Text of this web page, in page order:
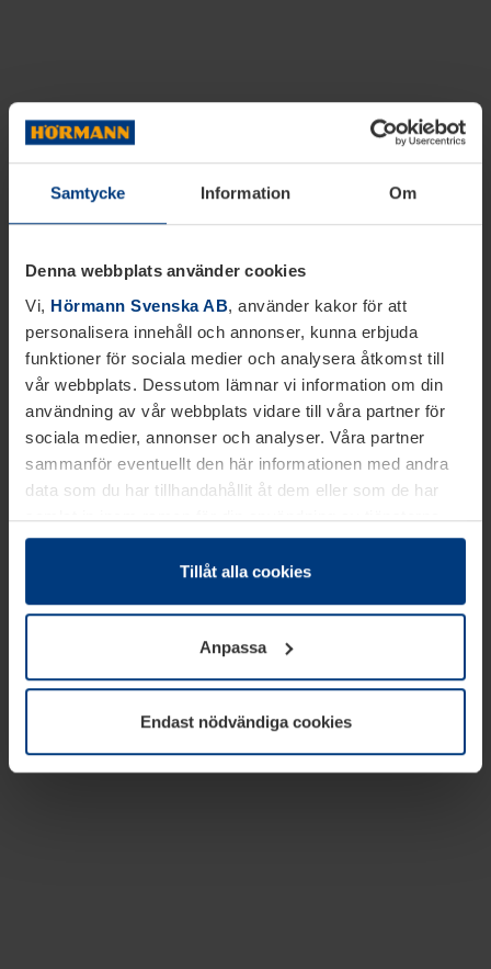
Samtycke Information Om
Denna webbplats använder cookies
Vi, Hörmann Svenska AB, använder kakor för att
personalisera innehåll och annonser, kunna erbjuda
funktioner för sociala medier och analysera åtkomst till
vår webbplats. Dessutom lämnar vi information om din
användning av vår webbplats vidare till våra partner för
sociala medier, annonser och analyser. Våra partner
sammanför eventuellt den här informationen med andra
data som du har tillhandahållit åt dem eller som de har
samlat in inom ramen för din användning av tjänsterna.
Juridiskt kan vi lagra kakor på din enhet, om de är
absolut nödvändiga för driften av den här webbplatsen.
godkännande kan du när som helst ändra eller återkalla i
informationen om kakor underDataskyddsförklaring
vår webbplats.
Tillåt alla cookies
Anpassa
Endast nödvändiga cookies